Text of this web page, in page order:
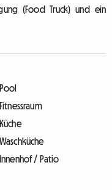
(Food Truck) und ein
Pool
Fitnessraum
Küche
Waschküche
Innenhof / Patio